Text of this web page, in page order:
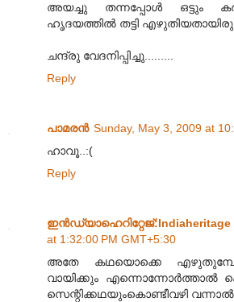
അയച്ചു തന്നപ്പോള്‍ ഒട്ടും
ഹൃദയത്തില്‍ തട്ടി
ചന്ദ്രു വേദനിപ്പിച്ചു.........
Reply
പാമരന്‍ Sunday, May 3, 2009 at
ഹാവൂ..:(
Reply
ഇന്‍ഡ്യാഹെറിറ്റേജ്‌:Indiaheritage
at 1:32:00 PM GMT+5:30
അതേ കഥയൊക്കെ
വായിക്കും എന്നൊന്നോര്‍ത്താല്‍
സെന്റിക്കഥയുംകൊണ്ടീവഴി വന്നാല്‍